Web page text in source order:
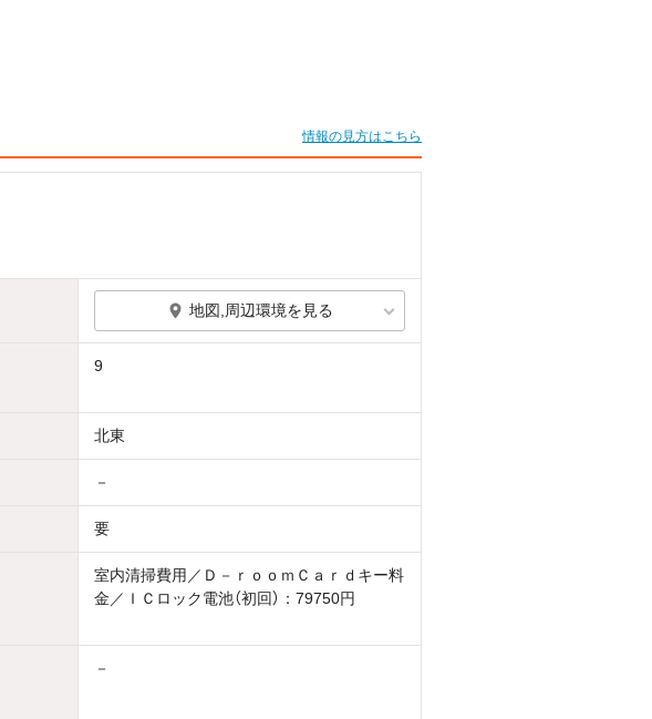
情報の見方はこちら
地図,周辺環境を見る
9
北東
－
要
室内清掃費用／Ｄ－ｒｏｏｍＣａｒｄキー料
金／ＩＣロック電池（初回）：79750円
－